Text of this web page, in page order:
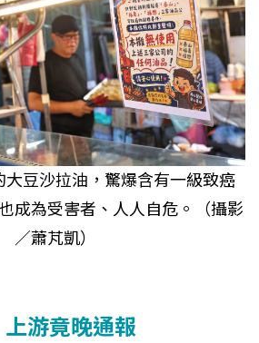
豆沙拉油，驚爆含有一級致癌
成為受害者、人人自危。（攝影
／蕭芃凱）
游竟晚通報